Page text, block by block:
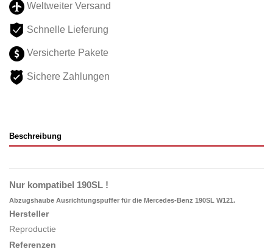
Weltweiter Versand
Schnelle Lieferung
Versicherte Pakete
Sichere Zahlungen
Beschreibung
Nur kompatibel 190SL !
Abzugshaube Ausrichtungspuffer für die Mercedes-Benz 190SL W121.
Hersteller
Reproductie
Referenzen